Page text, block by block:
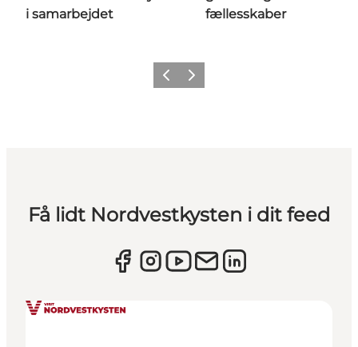
i samarbejdet
fællesskaber
ForrigeNæste
Få lidt Nordvestkysten i dit feed